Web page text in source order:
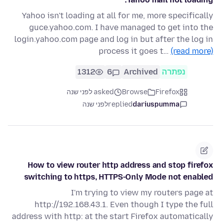
Yahoo isn't loading at all for me, more specifically
guce.yahoo.com. I have managed to get into the
login.yahoo.com page and log in but after the log in
process it goes t… (read more)
נפתרה Archived
6
1312
Firefox
Browse
asked לפני שנה
dariuspumma
repliedלפני שנה
How to view router http address and stop firefox
switching to https, HTTPS-Only Mode not enabled
I'm trying to view my routers page at
http://192.168.43.1. Even though I type the full
address with http: at the start Firefox automatically